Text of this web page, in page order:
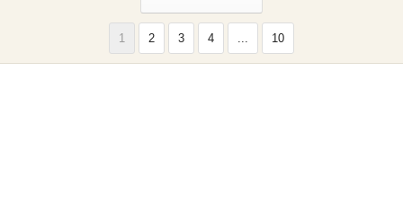
1 2 3 4 ... 10